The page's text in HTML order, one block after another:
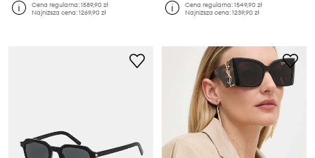
Cena regularna:1589,90 zł
Najniższa cena:1269,90 zł
Cena regularna:1549,90 zł
Najniższa cena:1239,90 zł